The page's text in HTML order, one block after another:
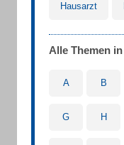
Hausarzt
Alle Themen
A B
G H